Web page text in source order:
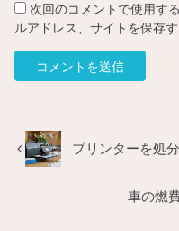
次回のコメントで使用す
ルアドレス、サイトを保存す
プリンターを処
車の燃